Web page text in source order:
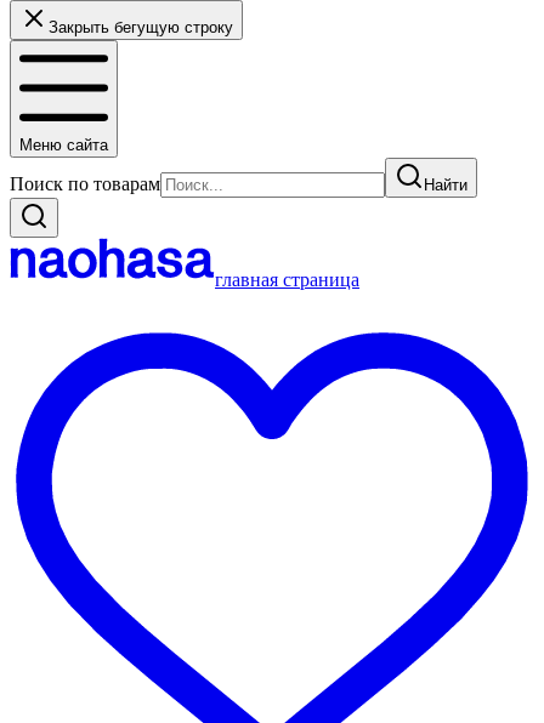
Закрыть бегущую строку
Меню сайта
Поиск по товарам Найти
главная страница